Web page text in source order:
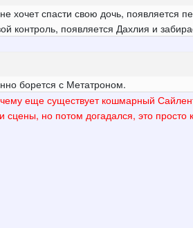
хочет спасти свою дочь, появляется
контроль, появляется Дахлия и
борется с Метатроном.
еще существует кошмарный
сцены, но потом догадался, это просто